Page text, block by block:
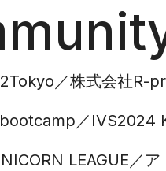
株式会社R-
IVS2024
LEAGUE ア